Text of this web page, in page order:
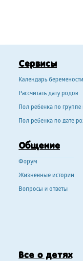
Сервисы
Календарь беремености
Рассчитать дату родов
Пол ребенка по группе
Пол ребенка по дате
Общение
Форум
Жизненные истории
Вопросы и ответы
Все о детях